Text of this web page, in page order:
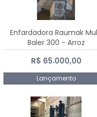
Enfardadora Raumak
Baler 300 - Arroz
R$ 65.000,00
Lançamento